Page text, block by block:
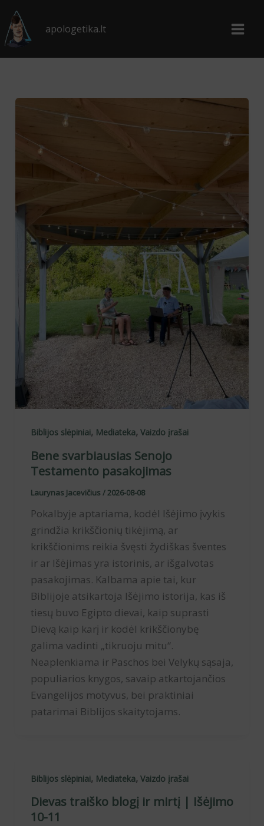
Pereiti
prie
turinio
apologetika.lt
Biblijos slėpiniai, Mediateka, Vaizdo įrašai
Bene svarbiausias Senojo
Testamento pasakojimas
Laurynas Jacevičius /2026-08-08
Pokalbyje aptariama, kodėl Išėjimo įvykis
grindžia krikščionių tikėjimą, ar
krikščionims reikia švęsti žydiškas šventes
ir ar Išėjimas yra istorinis, ar išgalvotas
pasakojimas. Kalbama apie tai, kur
Biblijoje atsikartoja Išėjimo istorija, kas iš
tiesų buvo Egipto dievai, kaip suprasti
Dievą kaip karį ir kodėl krikščionybę
galima vadinti „tikruoju mitu“.
Neaplenkiama ir Paschos bei Velykų sąsaja,
populiarios knygos, savaip atkartojančios
Evangelijos motyvus, bei praktiniai
patarimai Biblijos skaitytojams.
Biblijos slėpiniai, Mediateka, Vaizdo įrašai
Dievas traiško blogį ir mirtį | Išėjimo
10-11